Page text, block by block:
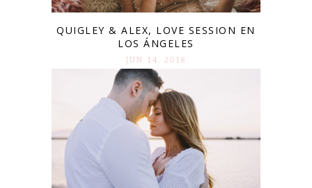
QUIGLEY & ALEX, LOVE SESSION EN
LOS ÁNGELES
JUN 14. 2018